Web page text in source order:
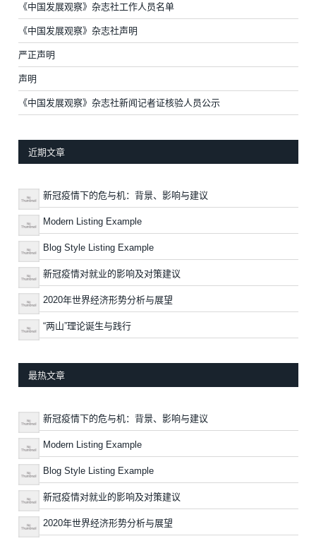
《中国发展观察》杂志社工作人员名单
《中国发展观察》杂志社声明
严正声明
声明
《中国发展观察》杂志社新闻记者证核验人员公示
近期文章
新冠疫情下的危与机：背景、影响与建议
Modern Listing Example
Blog Style Listing Example
新冠疫情对就业的影响及对策建议
2020年世界经济形势分析与展望
“两山”理论诞生与践行
最热文章
新冠疫情下的危与机：背景、影响与建议
Modern Listing Example
Blog Style Listing Example
新冠疫情对就业的影响及对策建议
2020年世界经济形势分析与展望